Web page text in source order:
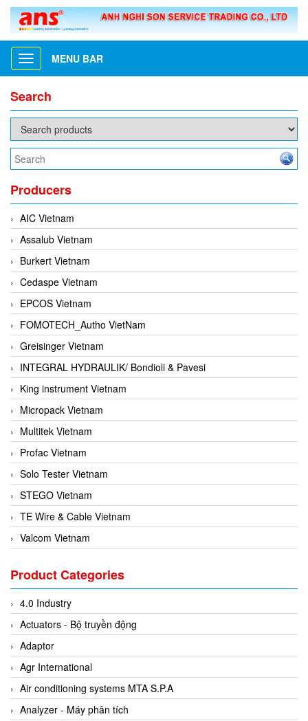
Toggle
navigation
MENU BAR
Search
Producers
AIC Vietnam
Assalub Vietnam
Burkert Vietnam
Cedaspe Vietnam
EPCOS Vietnam
FOMOTECH_Autho VietNam
Greisinger Vietnam
INTEGRAL HYDRAULIK/ Bondioli & Pavesi
King instrument Vietnam
Micropack Vietnam
Multitek Vietnam
Profac Vietnam
Solo Tester Vietnam
STEGO Vietnam
TE Wire & Cable Vietnam
Valcom Vietnam
3CTEST Vietnam
4B VietNam Vietnam
ABB Vietnam
AC Infinity Vietnam
AC&E Telecommunications
AC&T Vietnam
Accepta Vietnam
Product Categories
4.0 Industry
Actuators - Bộ truyền động
Adaptor
Agr International
Air conditioning systems MTA S.P.A
Analyzer - Máy phân tích